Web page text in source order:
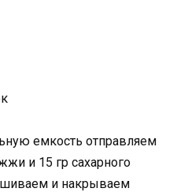
емкость отправляем
и 15 гр сахарного
и накрываем